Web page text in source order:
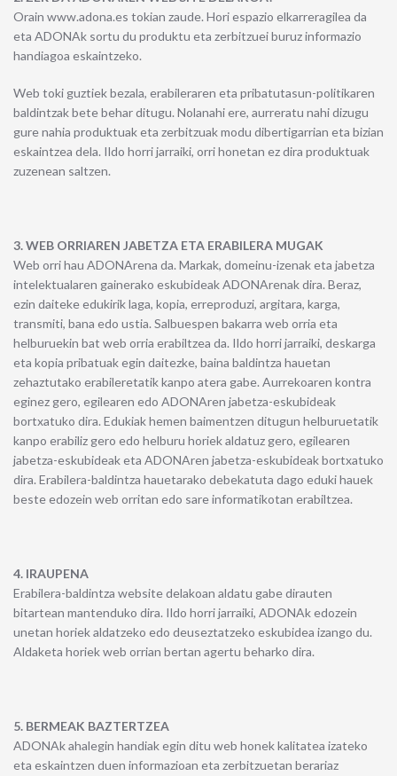
Orain www.adona.es tokian zaude. Hori espazio elkarreragilea da
eta ADONAk sortu du produktu eta zerbitzuei buruz informazio
handiagoa eskaintzeko.
Web toki guztiek bezala, erabileraren eta pribatutasun-politikaren
baldintzak bete behar ditugu. Nolanahi ere, aurreratu nahi dizugu
gure nahia produktuak eta zerbitzuak modu dibertigarrian eta bizian
eskaintzea dela. Ildo horri jarraiki, orri honetan ez dira produktuak
zuzenean saltzen.
3. WEB ORRIAREN JABETZA ETA ERABILERA MUGAK
Web orri hau ADONArena da. Markak, domeinu-izenak eta jabetza
intelektualaren gainerako eskubideak ADONArenak dira. Beraz,
ezin daiteke edukirik laga, kopia, erreproduzi, argitara, karga,
transmiti, bana edo ustia. Salbuespen bakarra web orria eta
helburuekin bat web orria erabiltzea da. Ildo horri jarraiki, deskarga
eta kopia pribatuak egin daitezke, baina baldintza hauetan
zehaztutako erabileretatik kanpo atera gabe. Aurrekoaren kontra
eginez gero, egilearen edo ADONAren jabetza-eskubideak
bortxatuko dira. Edukiak hemen baimentzen ditugun helburuetatik
kanpo erabiliz gero edo helburu horiek aldatuz gero, egilearen
jabetza-eskubideak eta ADONAren jabetza-eskubideak bortxatuko
dira. Erabilera-baldintza hauetarako debekatuta dago eduki hauek
beste edozein web orritan edo sare informatikotan erabiltzea.
4. IRAUPENA
Erabilera-baldintza website delakoan aldatu gabe dirauten
bitartean mantenduko dira. Ildo horri jarraiki, ADONAk edozein
unetan horiek aldatzeko edo deuseztatzeko eskubidea izango du.
Aldaketa horiek web orrian bertan agertu beharko dira.
5. BERMEAK BAZTERTZEA
ADONAk ahalegin handiak egin ditu web honek kalitatea izateko
eta eskaintzen duen informazioan eta zerbitzuetan berariaz